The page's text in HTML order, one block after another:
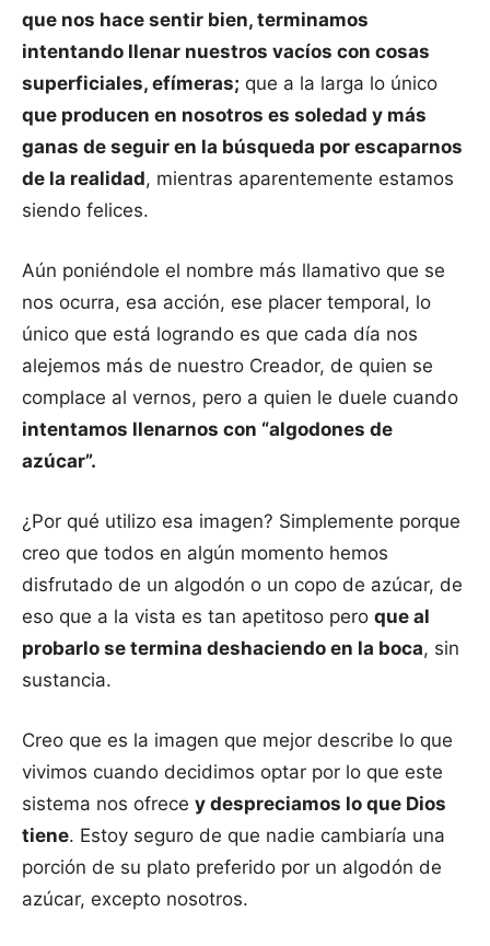
que nos hace sentir bien, terminamos
intentando llenar nuestros vacíos con cosas
superficiales, efímeras; que a la larga lo único
que producen en nosotros es soledad y más
ganas de seguir en la búsqueda por escaparnos
de la realidad, mientras aparentemente estamos
siendo felices.
Aún poniéndole el nombre más llamativo que se
nos ocurra, esa acción, ese placer temporal, lo
único que está logrando es que cada día nos
alejemos más de nuestro Creador, de quien se
complace al vernos, pero a quien le duele cuando
intentamos llenarnos con “algodones de
azúcar”.
¿Por qué utilizo esa imagen? Simplemente porque
creo que todos en algún momento hemos
disfrutado de un algodón o un copo de azúcar, de
eso que a la vista es tan apetitoso pero que al
probarlo se termina deshaciendo en la boca, sin
sustancia.
Creo que es la imagen que mejor describe lo que
vivimos cuando decidimos optar por lo que este
sistema nos ofrece y despreciamos lo que Dios
tiene. Estoy seguro de que nadie cambiaría una
porción de su plato preferido por un algodón de
azúcar, excepto nosotros.